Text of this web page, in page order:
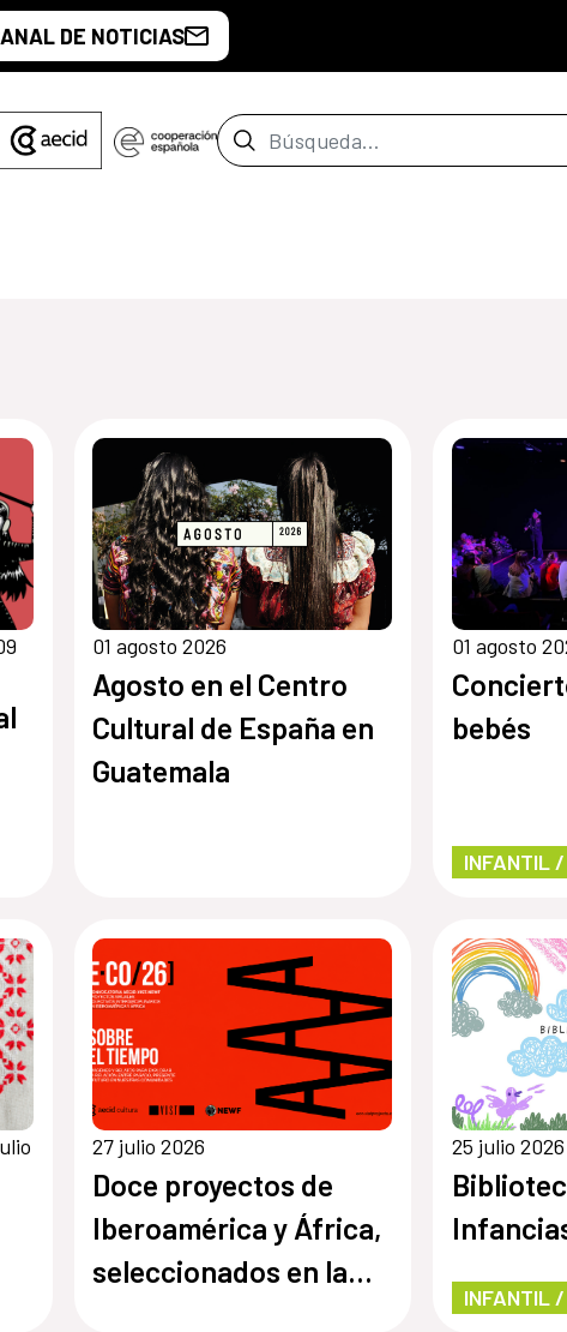
DE NOTICIAS
Barra de búsqueda
01 agosto 2026
Agosto en el Centro
Cultural de España en
Guatemala
01 agosto
bebés
INFANTIL
27 julio 2026
Doce proyectos de
Iberoamérica y África,
seleccionados en la
25 julio 2026
INFANTIL